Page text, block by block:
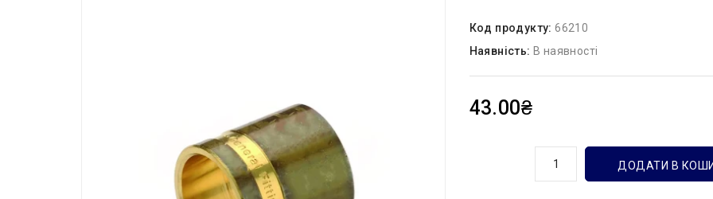
Код продукту:66210
Наявність: В наявності
43.00₴
ДОДАТИ В